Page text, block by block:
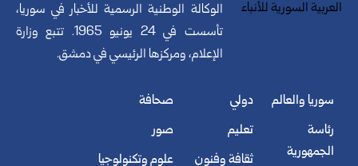
الوكالة الوطنية الرسمية للأخبار في سوريا،
تأسست في 24 يونيو 1965. تتبع وزارة
الإعلام، ومركزها الرئيسي في دمشق.
سوريا والعالم
رئاسة
الجمهورية
دولي
تعليم
ثقافة وفنون
صحافة
صور
علوم وتكنولوجيا